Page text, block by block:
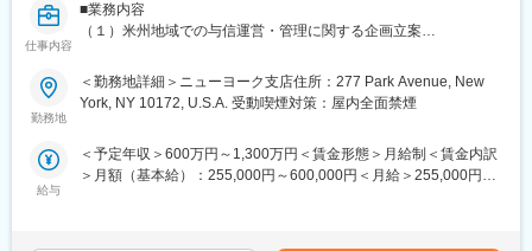
フレッシュするための長期休暇制度も充実しており、多くの社員
が制度を活用することで英気を養っています。
└長期休暇：勤続15年で、1ヵ月間の長期連続休暇を取得します。
■教育制度と福利厚生：
柱』を合言葉に人材育成にも力を入れてます。お客さまからのさ
まざまなニーズに応え、期待を超えるサービスを提供する真のプ
ロフェッショナルになるためには基本の理解と実践こそが最も重
仕事内容
■業務内容
（１）米州地域での与信運営・管理に関する企画立案
頭に、信用リスク管理に関連する各種枠組みの高度化を進めるプ
ロジェクトに参画・プロジェクト全体のマネジメントをご担当い
ついても検討し、より実効性のある信用リスク管理の枠組み実現
に貢献していただきます。
勤務地
＜勤務地詳細＞ニューヨーク支店住所：277 Park Avenue, New
York, NY 10172, U.S.A. 受動喫煙対策：屋内全面禁煙
給与
＜予定年収＞600万円～1,300万円＜賃金形態＞月給制＜賃金内訳
＞月額（基本給）：255,000円～600,000円＜月給＞255,000円～